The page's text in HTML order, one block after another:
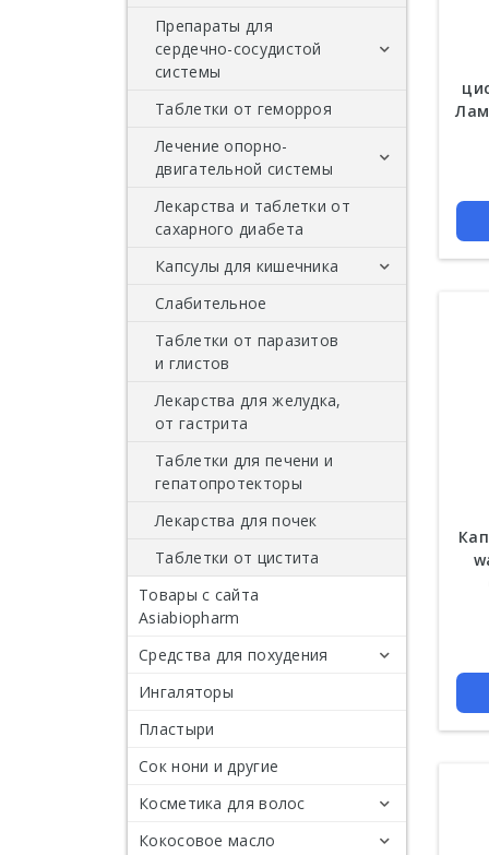
Препараты для
сердечно-сосудистой
системы
Средства от
Лекарства от
гипертонии
Таблетки от геморроя
Лечение опорно-
двигательной системы
Лекарство и таблетки
от подагры
Препараты для
Лекарства и таблетки от
сахарного диабета
Капсулы для кишечника
Пробиотики и
Слабительное
Таблетки от паразитов
и глистов
Лекарства для желудка,
от гастрита
Таблетки для печени и
гепатопротекторы
Лекарства для почек
Таблетки от цистита
Товары с сайта
Asiabiopharm
Средства для похудения
Таблетки для похудения
Таблетки для
перца
Таблетки для
быстрого похудения
Антицеллюлитные крема
Кремы Gold Shape
Антицеллюлитные
Ингаляторы
Пластыри
Сок нони и другие
Косметика для волос
Шампуни
Кокосовое масло